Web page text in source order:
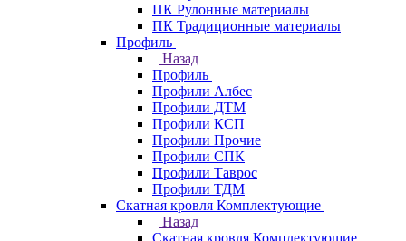
ПК Рулонные материалы
ПК Традиционные материалы
Профиль
Назад
Профиль
Профили Албес
Профили ДТМ
Профили КСП
Профили Прочие
Профили СПК
Профили Таврос
Профили ТДМ
Скатная кровля Комплектующие
Назад
Скатная кровля Комплектующие